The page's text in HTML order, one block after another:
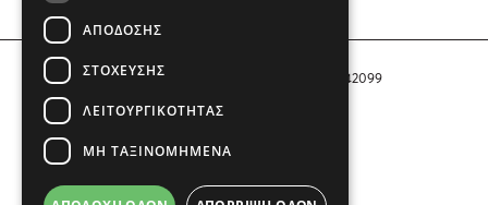
Αριθμός Πιστοποίησης Μ.Η.Τ. 242099
COPYRIGHT © 2026 Το Μανιφέστο
ΑΠΌΔΟΣΗΣ
ΣΤΌΧΕΥΣΗΣ
ΛΕΙΤΟΥΡΓΙΚΌΤΗΤΑΣ
ΜΗ ΤΑΞΙΝΟΜΗΜΈΝΑ